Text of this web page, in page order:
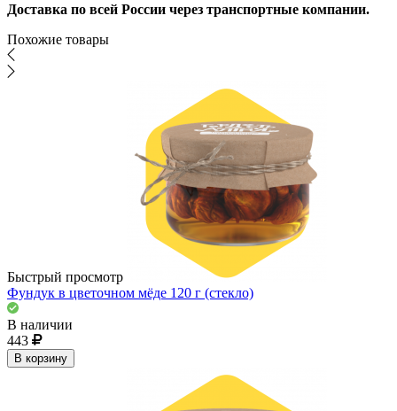
Доставка по всей России через транспортные компании.
Похожие товары
Быстрый просмотр
Фундук в цветочном мёде 120 г (стекло)
В наличии
443
В корзину